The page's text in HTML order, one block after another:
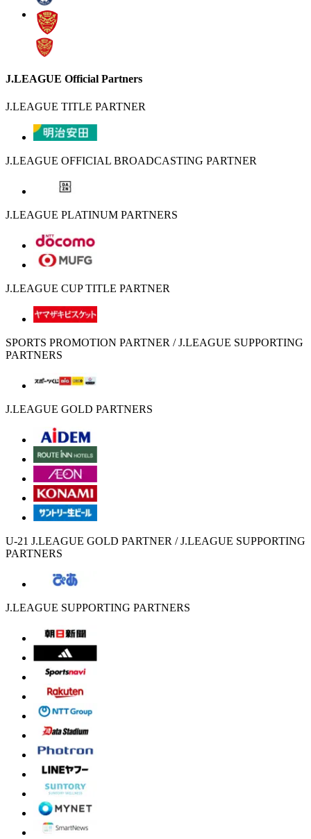
J.LEAGUE Official Partners
J.LEAGUE TITLE PARTNER
J.LEAGUE OFFICIAL BROADCASTING PARTNER
J.LEAGUE PLATINUM PARTNERS
J.LEAGUE CUP TITLE PARTNER
SPORTS PROMOTION PARTNER / J.LEAGUE SUPPORTING
PARTNERS
J.LEAGUE GOLD PARTNERS
U-21 J.LEAGUE GOLD PARTNER / J.LEAGUE SUPPORTING
PARTNERS
J.LEAGUE SUPPORTING PARTNERS